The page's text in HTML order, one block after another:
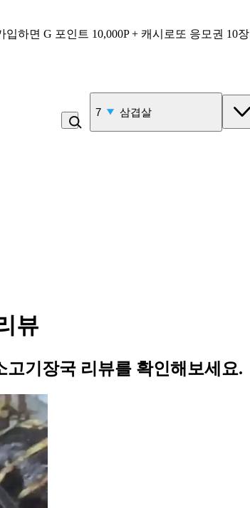
입하면 G 포인트 10,000P + 캐시로또 응모권 10장
7 삼겹살
뷰
기장국 리뷰를 확인해보세요.